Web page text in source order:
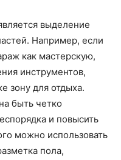
выделение
Например, если
как мастерскую,
инструментов,
зону для отдыха.
быть четко
и повысить
можно использовать
пола,